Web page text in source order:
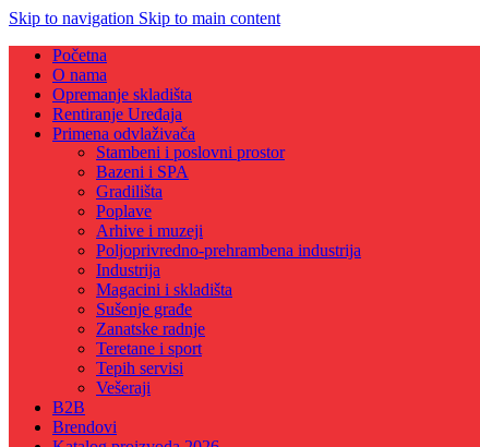
Skip to navigation Skip to main content
Početna
O nama
Opremanje skladišta
Rentiranje Uređaja
Primena odvlaživača
Stambeni i poslovni prostor
Bazeni i SPA
Gradilišta
Poplave
Arhive i muzeji
Poljoprivredno-prehrambena industrija
Industrija
Magacini i skladišta
Sušenje građe
Zanatske radnje
Teretane i sport
Tepih servisi
Vešeraji
B2B
Brendovi